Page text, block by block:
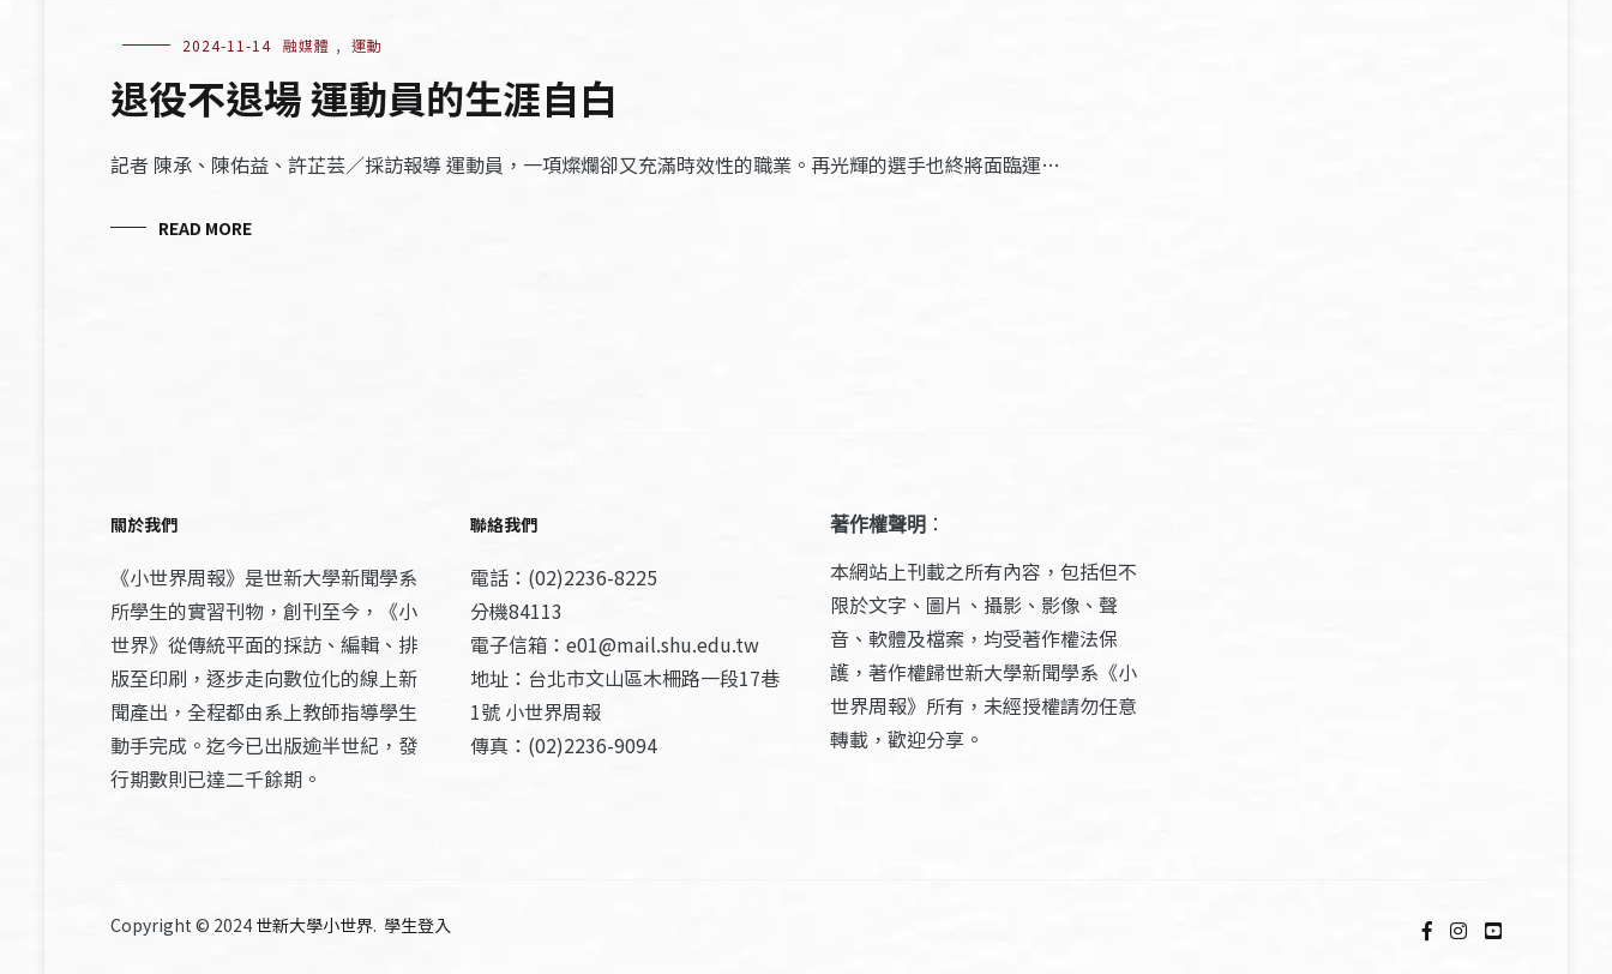
2024-11-14 融媒體 , 運動
退役不退場 運動員的生涯自白
記者 陳承、陳佑益、許芷芸／採訪報導 運動員，一項燦爛卻又充滿時效性的職業。再光輝的選手也終將面臨運…
READ MORE
關於我們
《小世界周報》是世新大學新聞學系
所學生的實習刊物，創刊至今，《小
世界》從傳統平面的採訪、編輯、排
版至印刷，逐步走向數位化的線上新
聞產出，全程都由系上教師指導學生
動手完成。迄今已出版逾半世紀，發
行期數則已達二千餘期。
聯絡我們
電話：(02)2236-8225
分機84113
電子信箱：e01@mail.shu.edu.tw
地址：台北市文山區木柵路一段17巷
1號 小世界周報
傳真：(02)2236-9094
著作權聲明 ：
本網站上刊載之所有內容，包括但不
限於文字、圖片、攝影、影像、聲
音、軟體及檔案，均受著作權法保
護，著作權歸世新大學新聞學系《小
世界周報》所有，未經授權請勿任意
轉載，歡迎分享。
Copyright © 2024 世新大學小世界. 學生登入